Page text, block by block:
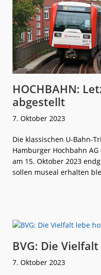
HOCHBAHN:
abgestellt
7. Oktober 2023
Die klassischen U-Bahn-
Hamburger Hochbahn AG
am 15. Oktober 2023
sollen museal erhalten
BVG: Die
7. Oktober 2023